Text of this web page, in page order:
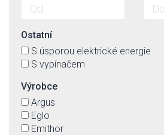
Ostatní
S úsporou elektrické energie
S vypínačem
Výrobce
Argus
Eglo
Emithor